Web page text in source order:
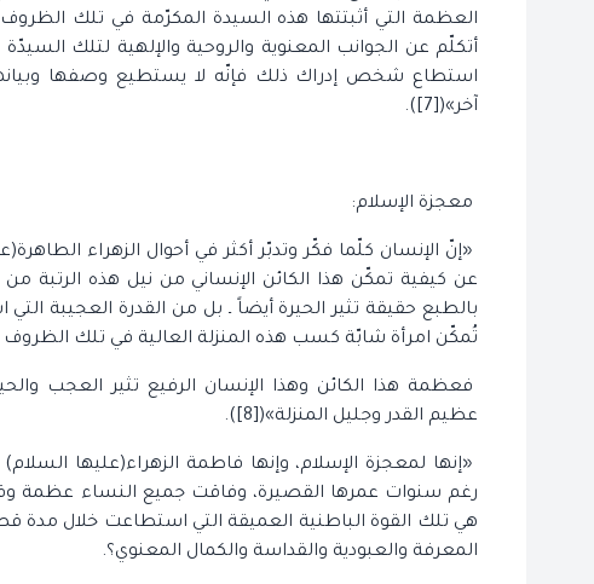
العظمة التي أثبتتها هذه السيدة المكرّمة في تلك الظروف
أتكلّم عن الجوانب المعنوية والروحية والإلهية لتلك
استطاع شخص إدراك ذلك فإنّه لا يستطيع وصفها
آخر»([7]).
معجزة الإسلام:
«إنّ الإنسان كلّما فكّر وتدبّر أكثر في أحوال الزهراء
عن كيفية تمكّن هذا الكائن الإنساني من نيل هذه الرتبة
بالطبع حقيقة تثير الحيرة أيضاً ـ بل من القدرة العجيبة التي
تُمكّن امرأة شابّة كسب هذه المنزلة العالية في تلك
فعظمة هذا الكائن وهذا الإنسان الرفيع تثير العجب
عظيم القدر وجليل المنزلة»([8]).
«إنها لمعجزة الإسلام، وإنها فاطمة الزهراء(عليها
رغم سنوات عمرها القصيرة، وفاقت جميع النساء عظمة
هي تلك القوة الباطنية العميقة التي استطاعت خلال مدة
المعرفة والعبودية والقداسة والكمال المعنوي؟.